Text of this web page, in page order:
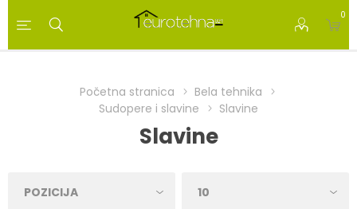
0
Početna stranica
Bela tehnika
Sudopere i slavine
Slavine
Slavine